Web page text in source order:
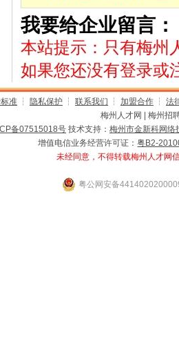
我要给企业留言：
本站提示：只有梅州
如果您还没有登录或
准 ┆ 隐私保护 ┆ 联系我们 ┆ 加盟合作 ┆ 法
梅州人才网 | 梅州招
备07515018号 技术支持： 梅州市金新科网络
增值电信业务经营许可证：粤B2-
未经同意，不得转载梅州人才网
粤公网安备